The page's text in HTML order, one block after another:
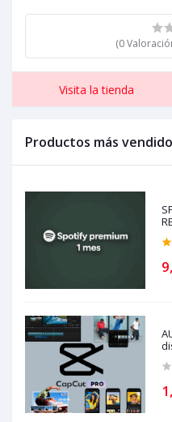
(0
Visita la tienda
Productos más